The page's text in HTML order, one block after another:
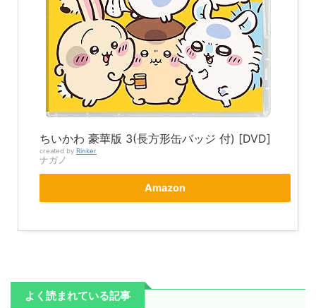
ちいかわ 豪華版 3(長方形缶バッジ 付) [DVD]
created by Rinker
ナガノ
Amazon
よく読まれている記事